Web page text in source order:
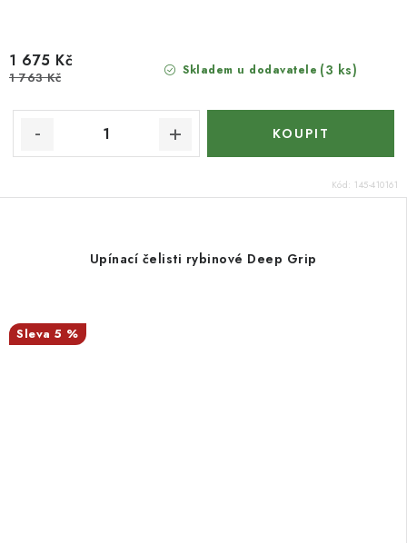
Skladem u dodavatele (3 ks)
1 675 Kč
1 763 Kč
Kód: 145-410161
Upínací čelisti rybinové Deep Grip
5 %